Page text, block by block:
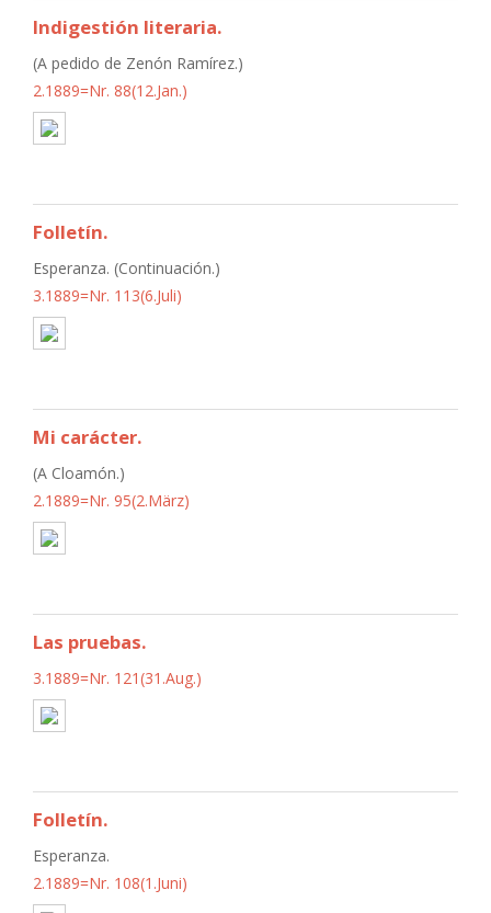
Indigestión literaria.
(A pedido de Zenón Ramírez.)
2.1889=Nr. 88(12.Jan.)
Folletín.
Esperanza. (Continuación.)
3.1889=Nr. 113(6.Juli)
Mi carácter.
(A Cloamón.)
2.1889=Nr. 95(2.März)
Las pruebas.
3.1889=Nr. 121(31.Aug.)
Folletín.
Esperanza.
2.1889=Nr. 108(1.Juni)